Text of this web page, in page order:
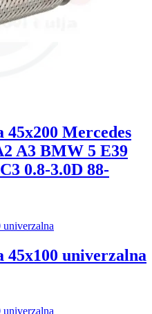
45x200 Mercedes
A3 BMW 5 E39
0.8-3.0D 88-
45x100 univerzalna